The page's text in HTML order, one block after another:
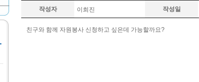
작성자 이희진 작성일
친구와 함께 자원봉사 신청하고 싶은데 가능할까요?